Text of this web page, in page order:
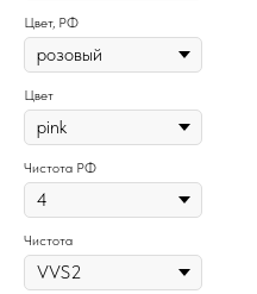
Цвет, РФ
Цвет
Чистота РФ
Чистота